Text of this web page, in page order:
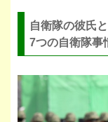
自衛隊の彼氏
7つの自衛隊事